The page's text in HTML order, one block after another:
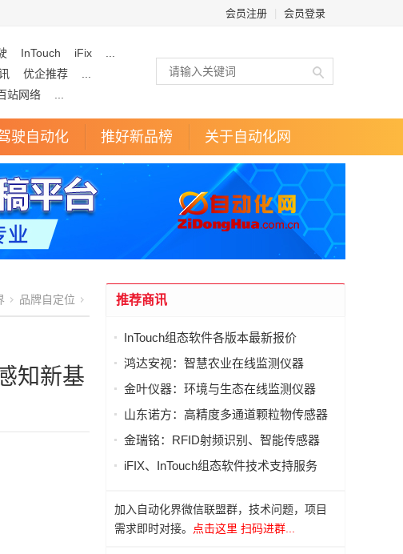
会员注册 会员登录
InTouch iFix
优企推荐
站网络
驶自动化 推好新品榜 关于自动化网
品牌自定位
知新基
推荐商讯
InTouch组态软件各版本最新报价
鸿达安视：智慧农业在线监测仪器
金叶仪器：环境与生态在线监测仪器
山东诺方：高精度多通道颗粒物传感器
金瑞铭：RFID射频识别、智能传感器
iFIX、InTouch组态软件技术支持服务
加入自动化界微信联盟群，技术问题，项目
需求即时对接。
点击这里 扫码进群...